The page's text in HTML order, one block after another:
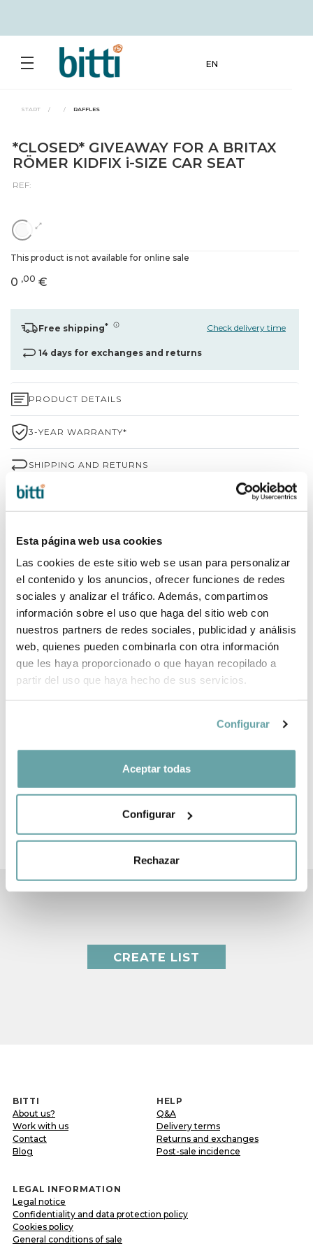
Esta página web usa cookies
Las cookies de este sitio web se usan para personalizar
el contenido y los anuncios, ofrecer funciones de redes
sociales y analizar el tráfico. Además, compartimos
información sobre el uso que haga del sitio web con
nuestros partners de redes sociales, publicidad y análisis
web, quienes pueden combinarla con otra información
que les haya proporcionado o que hayan recopilado a
partir del uso que haya hecho de sus servicios.
Configurar
Aceptar todas
Configurar
Rechazar
EN
START / / RAFFLES
*CLOSED* GIVEAWAY FOR A BRITAX
RÖMER KIDFIX i-SIZE CAR SEAT
REF:
This product is not available for online sale
0 ,00 €
Free shipping* Check delivery time
14 days for exchanges and returns
PRODUCT DETAILS
3-YEAR WARRANTY*
SHIPPING AND RETURNS
WHY CHOOSE BITTI?
SHARE
OTHER CUSTOMERS ALSO VIEWED
CREATE YOUR BABY LIST
Easy, fast and full of advantages
CREATE LIST
BITTI
About us?
Work with us
Contact
Blog
HELP
Q&A
Delivery terms
Returns and exchanges
Post-sale incidence
LEGAL INFORMATION
Legal notice
Confidentiality and data protection policy
Cookies policy
General conditions of sale